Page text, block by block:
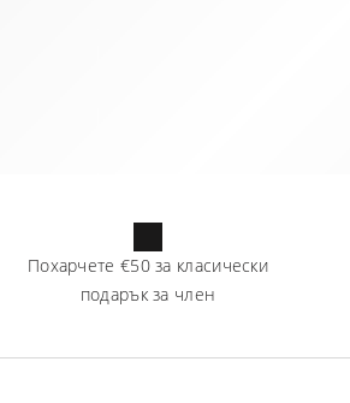
Похарчете €50 за класически
подарък за член